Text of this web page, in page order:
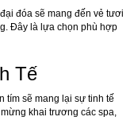
đóa sẽ mang đến vẻ tươi
Đây là lựa chọn phù hợp
Tế
tím sẽ mang lại sự tinh tế
khai trương các spa,